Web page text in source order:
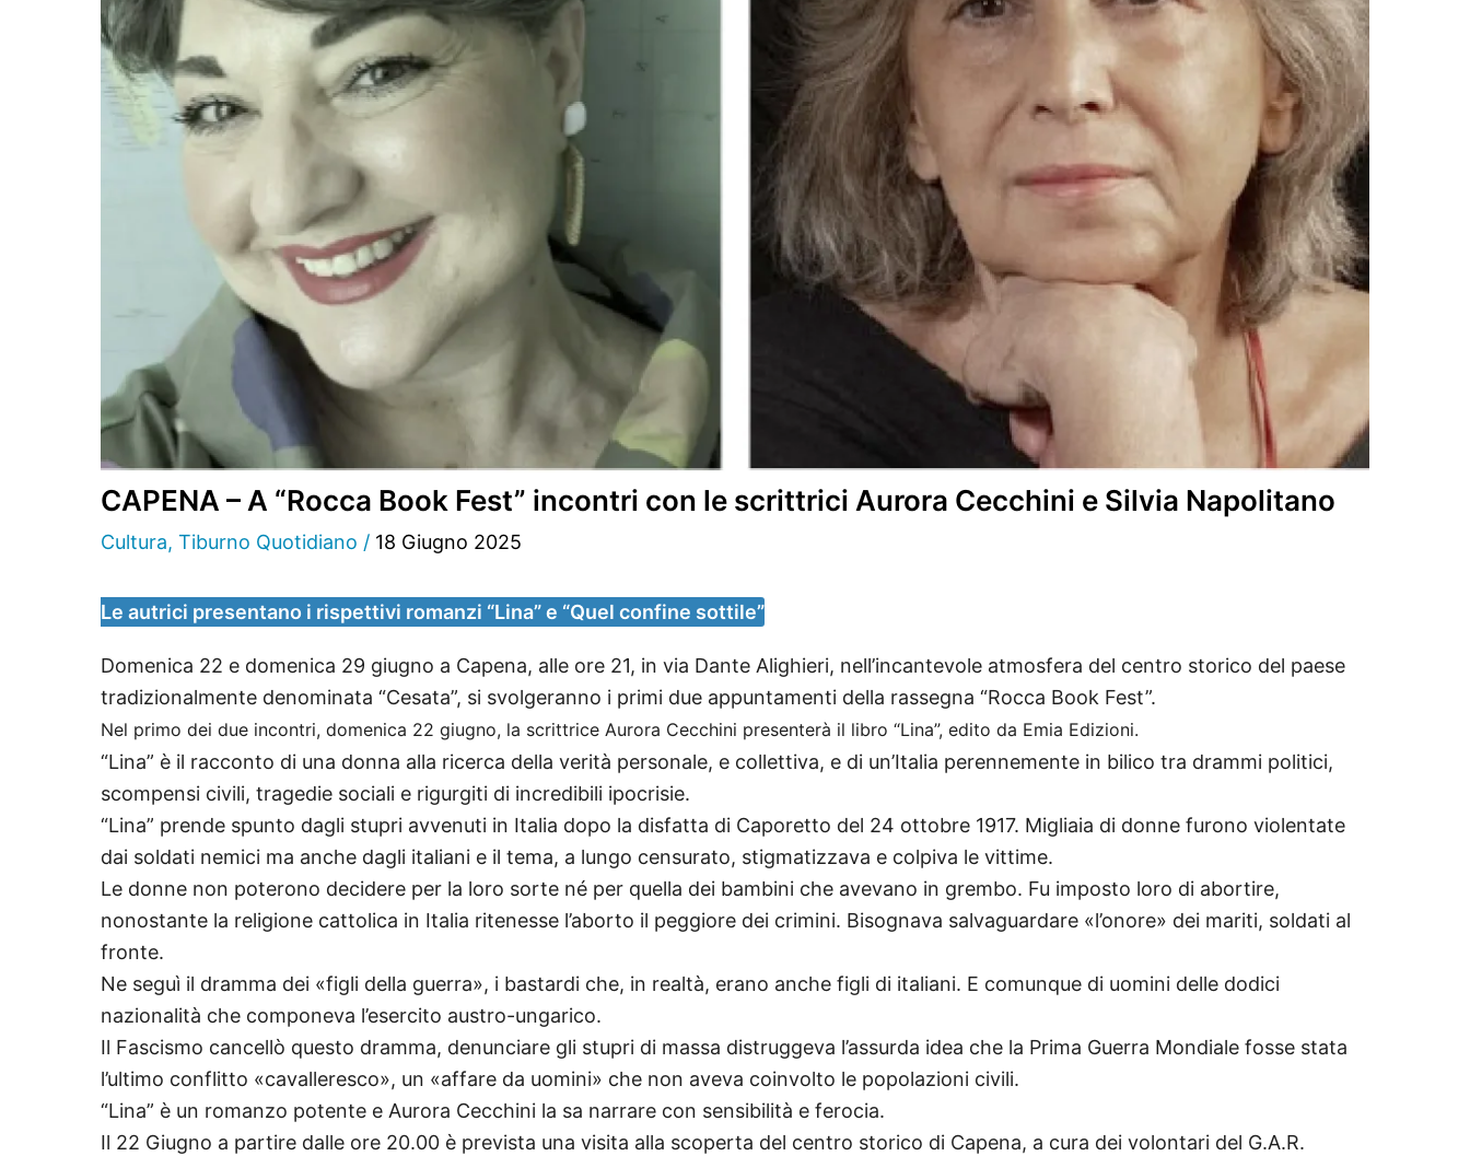
CAPENA – A “Rocca Book Fest” incontri con le scrittrici Aurora Cecchini e Silvia Napolitano
Cultura, Tiburno Quotidiano / 18 Giugno 2025
Le autrici presentano i rispettivi romanzi “Lina” e “Quel confine sottile”
Domenica 22 e domenica 29 giugno a Capena, alle ore 21, in via Dante Alighieri, nell’incantevole atmosfera del centro storico del paese
tradizionalmente denominata “Cesata”, si svolgeranno i primi due appuntamenti della rassegna “Rocca Book Fest”.
Nel primo dei due incontri, domenica 22 giugno, la scrittrice Aurora Cecchini presenterà il libro “Lina”, edito da Emia Edizioni.
“Lina” è il racconto di una donna alla ricerca della verità personale, e collettiva, e di un’Italia perennemente in bilico tra drammi politici,
scompensi civili, tragedie sociali e rigurgiti di incredibili ipocrisie.
“Lina” prende spunto dagli stupri avvenuti in Italia dopo la disfatta di Caporetto del 24 ottobre 1917. Migliaia di donne furono violentate
dai soldati nemici ma anche dagli italiani e il tema, a lungo censurato, stigmatizzava e colpiva le vittime.
Le donne non poterono decidere per la loro sorte né per quella dei bambini che avevano in grembo. Fu imposto loro di abortire,
nonostante la religione cattolica in Italia ritenesse l’aborto il peggiore dei crimini. Bisognava salvaguardare «l’onore» dei mariti, soldati al
fronte.
Ne seguì il dramma dei «figli della guerra», i bastardi che, in realtà, erano anche figli di italiani. E comunque di uomini delle dodici
nazionalità che componeva l’esercito austro-ungarico.
Il Fascismo cancellò questo dramma, denunciare gli stupri di massa distruggeva l’assurda idea che la Prima Guerra Mondiale fosse stata
l’ultimo conflitto «cavalleresco», un «affare da uomini» che non aveva coinvolto le popolazioni civili.
“Lina” è un romanzo potente e Aurora Cecchini la sa narrare con sensibilità e ferocia.
Il 22 Giugno a partire dalle ore 20.00 è prevista una visita alla scoperta del centro storico di Capena, a cura dei volontari del G.A.R.